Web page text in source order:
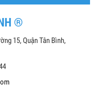
®
15, Quận Tân Bình,